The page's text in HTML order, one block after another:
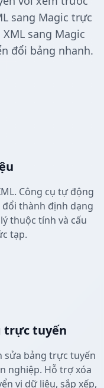
sang Magic trực
sang Magic
đổi bảng nhanh.
Công cụ tự động
đổi thành định dạng
thuộc tính và cấu
tạp.
trực tuyến
sửa bảng trực tuyến
nghiệp. Hỗ trợ xóa
vị dữ liệu, sắp xếp,